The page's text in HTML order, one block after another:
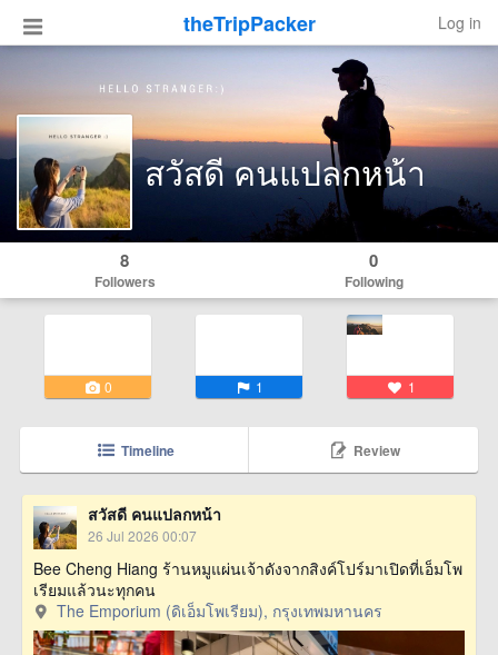
theTripPacker Log in
สวัสดี คนแปลกหน้า
8
Followers
0
Following
0 1 1
Timeline Review
สวัสดี คนแปลกหน้า
26 Jul 2026 00:07
Bee Cheng Hiang ร้านหมูแผ่นเจ้าดังจากสิงค์โปร์มาเปิดที่เอ็มโพ
เรียมแล้วนะทุกคน
The Emporium (ดิเอ็มโพเรียม), กรุงเทพมหานคร